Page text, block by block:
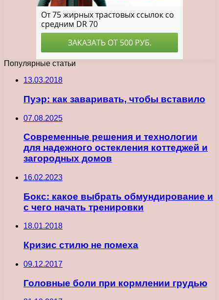
Популярные статьи
13.03.2018
Пуэр: как заваривать, чтобы вставило
07.08.2025
Современные решения и технологии
для надежного остекления коттеджей и
загородных домов
16.02.2023
Бокс: какое выбрать обмундирование и
с чего начать тренировки
18.01.2018
Кризис стилю не помеха
09.12.2017
Головные боли при кормлении грудью